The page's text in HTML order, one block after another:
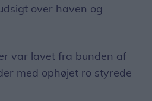
var lavet fra bunden af
og især til selskaber,